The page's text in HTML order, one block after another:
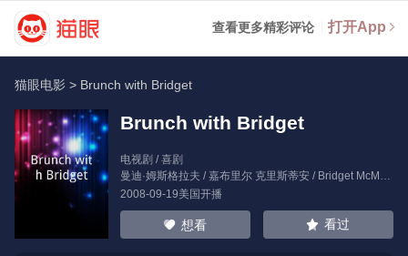
查看更多精彩评论 打开App
猫眼电影 > Brunch with Bridget
Brunch with Bridget
电视剧 / 喜剧
曼迪·姆斯格拉夫 /嘉布里尔 克里斯蒂安/ Bridget McManus
2008-09-19美国开播
想看 看过